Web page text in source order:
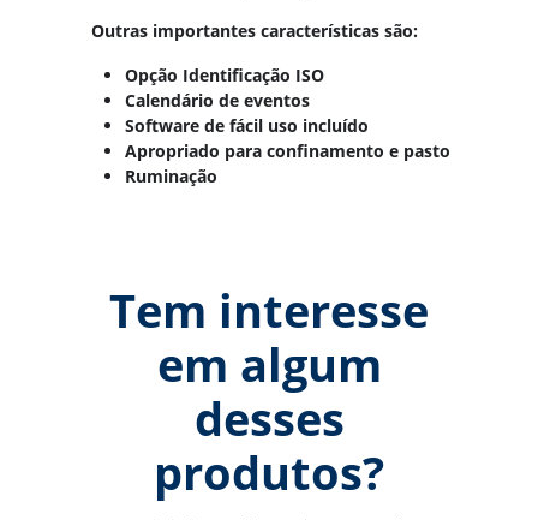
Outras importantes características são:
Opção Identificação ISO
Calendário de eventos
Software de fácil uso incluído
Apropriado para confinamento e pasto
Ruminação
Tem interesse
em algum
desses
produtos?